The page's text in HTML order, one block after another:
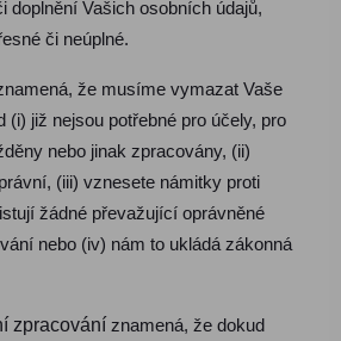
doplnění Vašich osobních údajů,
či neúplné.
že musíme vymazat Vaše
(i) již nejsou potřebné pro účely, pro
nebo jinak zpracovány, (ii)
(iii) vznesete námitky proti
žádné převažující oprávněné
nebo (iv) nám to ukládá zákonná
zpracování znamená, že dokud